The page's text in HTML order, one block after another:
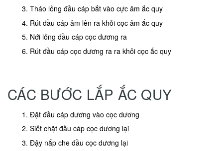
Tháo lỏng đầu cáp bắt vào cực âm ắc quy
Rút đầu cáp âm lên ra khỏi cọc âm ắc quy
Nới lỏng đầu cáp cọc dương ra
Rút đầu cáp cọc dương ra ra khỏi cọc ắc quy
CÁC BƯỚC LẮP ẮC QUY
Đặt đầu cáp dương vào cọc dương
Siết chặt đầu cáp cọc dương lại
Đậy nắp che đầu cọc dương lại